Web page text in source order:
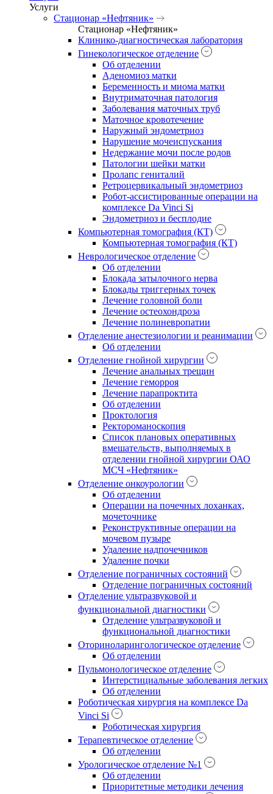
Услуги
Стационар «Нефтяник»
Стационар «Нефтяник»
Клинико-диагностическая лаборатория
Гинекологическое отделение
Об отделении
Аденомиоз матки
Беременность и миома матки
Внутриматочная патология
Заболевания маточных труб
Маточное кровотечение
Наружный эндометриоз
Нарушение мочеиспускания
Недержание мочи после родов
Патологии шейки матки
Пролапс гениталий
Ретроцервикальный эндометриоз
Робот-ассистированные операции на
комплексе Da Vinci Si
Эндометриоз и бесплодие
Компьютерная томография (КТ)
Компьютерная томография (КТ)
Неврологическое отделение
Об отделении
Блокада затылочного нерва
Блокады триггерных точек
Лечение головной боли
Лечение остеохондроза
Лечение полиневропатии
Отделение анестезиологии и реанимации
Об отделении
Отделение гнойной хирургии
Лечение анальных трещин
Лечение геморроя
Лечение парапроктита
Об отделении
Проктология
Ректороманоскопия
Список плановых оперативных
вмешательств, выполняемых в
отделении гнойной хирургии ОАО
МСЧ «Нефтяник»
Отделение онкоурологии
Об отделении
Операции на почечных лоханках,
мочеточнике
Реконструктивные операции на
мочевом пузыре
Удаление надпочечников
Удаление почки
Отделение пограничных состояний
Отделение пограничных состояний
Отделение ультразвуковой и
функциональной диагностики
Отделение ультразвуковой и
функциональной диагностики
Оториноларингологическое отделение
Об отделении
Пульмонологическое отделение
Интерстициальные заболевания легких
Об отделении
Роботическая хирургия на комплексе Da
Vinci Si
Роботическая хирургия
Терапевтическое отделение
Об отделении
Урологическое отделение №1
Об отделении
Приоритетные методики лечения